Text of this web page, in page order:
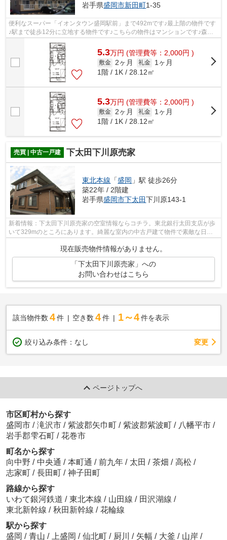
岩手県盛岡市新田町1-35
便利なスーパー「イオンタウン盛岡駅前」まで492mです♪最上階の物件です
♪駅まで徒歩12分に立地する物件です♪こちらの物件はマンションです♪森の
不動産から物件探しを始めましょう♪たく...
5.3万円 (管理費等：2,000円 )
敷金 2ヶ月 礼金
1ヶ月
1階 / 1K / 28.12㎡
5.3万円 (管理費等：2,000円 )
敷金 2ヶ月 礼金
1ヶ月
1階 / 1K / 28.12㎡
売買 | 中古一戸建 下太田下川原売家
東北本線 「盛岡 」駅 徒歩26分
築22年 / 2階建
岩手県盛岡市下太田下川原143-1
新着情報：下太田下川原売家の空室情報ならコチラ。東北銀行太田支店が歩
いて329mのところにあります。綺麗な室内の中古戸建て物件で素敵な日々
をおくりませんか。利便性良好な前面道...
現在販売物件情報がありません。
「下太田下川原売家」への
お問い合わせはこちら
該当物件数 4件 空き数 4 件 1～4 件を表示
絞り込み条件： なし 変更
ページトップへ
市区町村から探す
盛岡市 / 滝沢市 / 紫波郡矢巾町 / 紫波郡紫波町 / 八幡平市 /
岩手郡雫石町 / 花巻市
町名から探す
向中野 / 中央通 / 本町通 / 前九年 / 太田 / 茶畑 / 高松 /
志家町 / 長田町 / 神子田町
路線から探す
いわて銀河鉄道 / 東北本線 / 山田線 / 田沢湖線 /
東北新幹線 / 秋田新幹線 / 花輪線
駅から探す
盛岡 / 青山 / 上盛岡 / 仙北町 / 厨川 / 矢幅 / 大釜 / 山岸 /